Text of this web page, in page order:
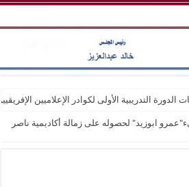
الدورة التدريبية الأولى لكوادر الإعلاميين
ابوزيد" لحصوله على زمالة أكاديمية ناصر